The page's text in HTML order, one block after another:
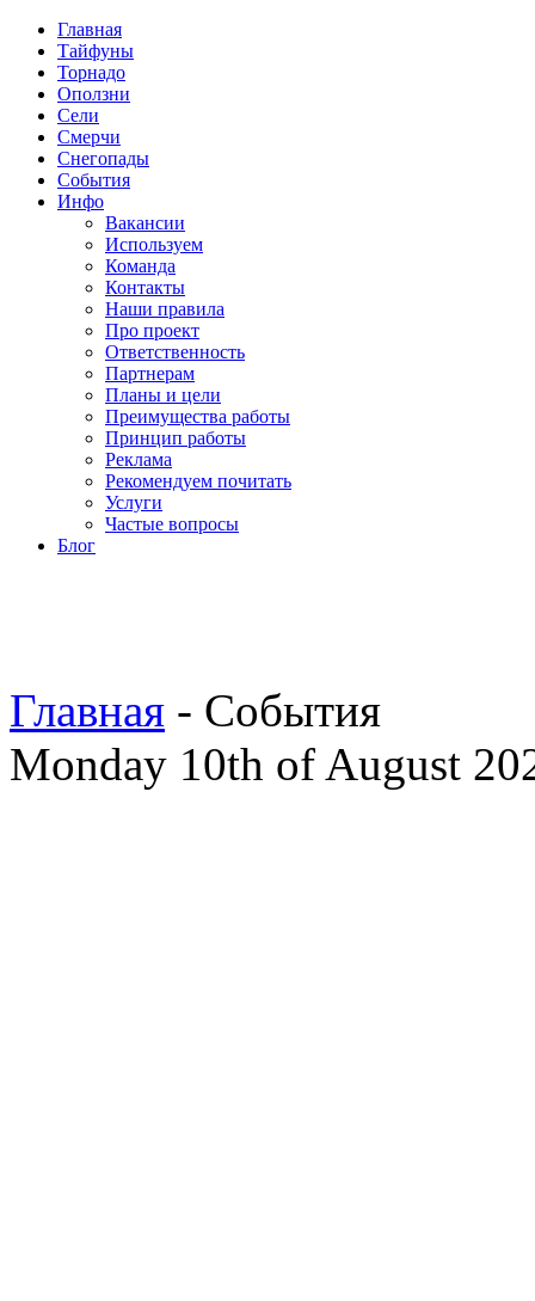
Главная
Тайфуны
Торнадо
Оползни
Сели
Смерчи
Снегопады
События
Инфо
Вакансии
Используем
Команда
Контакты
Наши правила
Про проект
Ответственность
Партнерам
Планы и цели
Преимущества работы
Принцип работы
Реклама
Рекомендуем почитать
Услуги
Частые вопросы
Блог
Главная - События
Monday 10th of August